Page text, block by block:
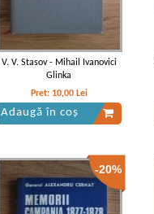
V. V. Stasov - Mihail Ivanovici
Glinka
Pret: 10,00 Lei
Adaugă în coș
-20%